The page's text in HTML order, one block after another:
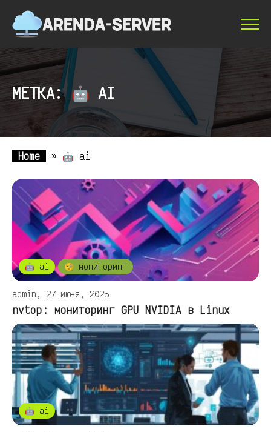
МЕТКА: 🤖 AI
Home » 🤖 ai
🤖 ai 🧐 мониторинг
admin, 27 июня, 2025
nvtop: мониторинг GPU NVIDIA в Linux
🤖 ai